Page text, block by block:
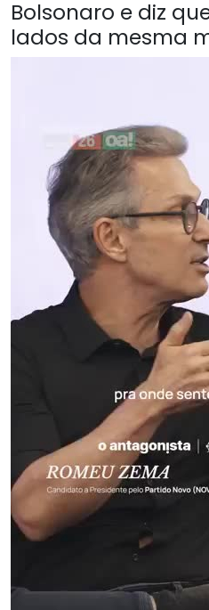
Bolsonaro e diz
lados da mesma